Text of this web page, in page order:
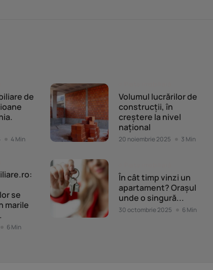
de
4 Min
Volumul lucrărilor de
construcții, în
creștere la nivel
național
20 noiembrie 2025 3 Min
se
marile
6 Min
În cât timp vinzi un
apartament? Orașul
unde o singură...
30 octombrie 2025 6 Min